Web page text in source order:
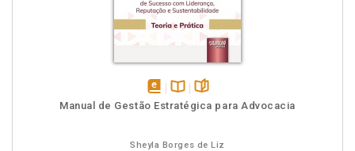
disponívelDisponível
páginas
Manual de Gestão Estratégica para Advocacia
Sheyla Borges de Liz